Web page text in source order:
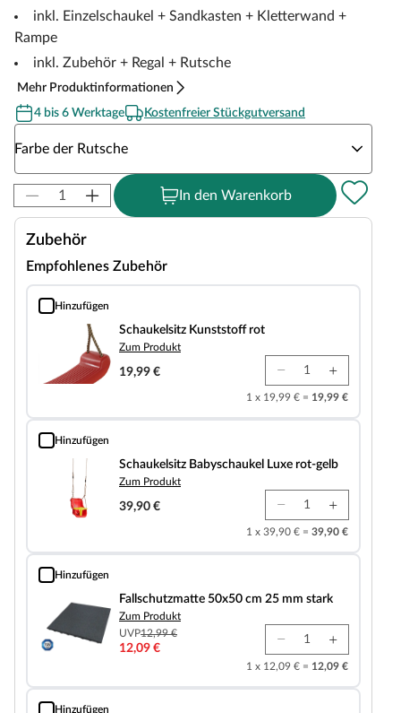
inkl. Einzelschaukel + Sandkasten + Kletterwand +
Rampe
inkl. Zubehör + Regal + Rutsche
Mehr Produktinformationen
4 bis 6 Werktage
Kostenfreier Stückgutversand
Farbe der Rutsche
In den Warenkorb
Zubehör
Empfohlenes Zubehör
Hinzufügen
Schaukelsitz Kunststoff rot
Schaukelsitz Kunststoff rot
Zum Produkt
19,99 €
1 x 19,99 € = 19,99 €
Hinzufügen
Schaukelsitz Babyschaukel Luxe rot-gelb
Schaukelsitz Babyschaukel Luxe rot-gelb
Zum Produkt
39,90 €
1 x 39,90 € = 39,90 €
Hinzufügen
Fallschutzmatte 50x50 cm 25 mm stark
Fallschutzmatte 50x50 cm 25 mm stark
Zum Produkt
UVP12,99 €
12,09 €
1 x 12,09 € = 12,09 €
Hinzufügen